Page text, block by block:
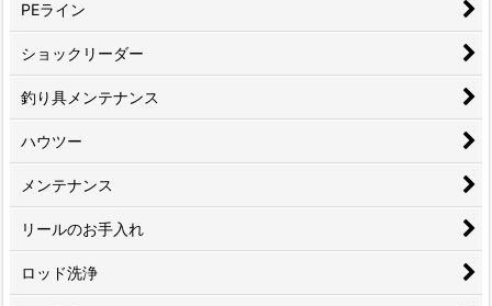
PEライン
ショックリーダー
釣り具メンテナンス
ハウツー
メンテナンス
リールのお手入れ
ロッド洗浄